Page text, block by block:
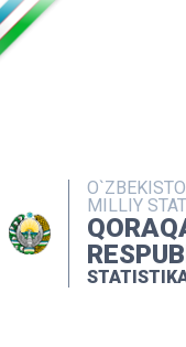
MILLIY